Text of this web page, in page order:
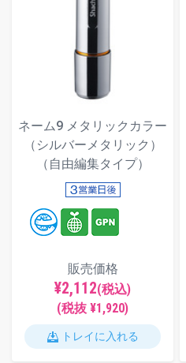
ネーム9 メタリックカラー
（シルバーメタリック）
（自由編集タイプ）
販売価格
¥2,112(税込)
(税抜 ¥1,920)
トレイに入れる